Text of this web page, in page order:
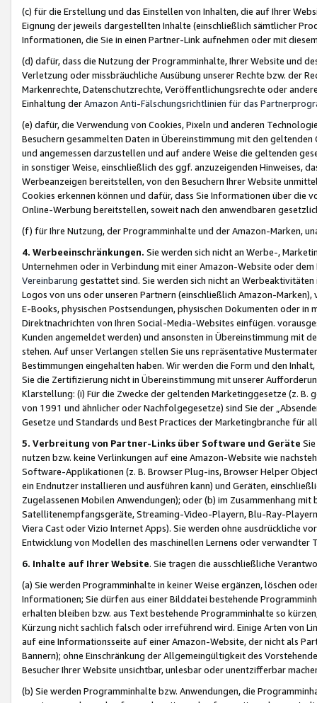
(c) für die Erstellung und das Einstellen von Inhalten, die auf Ihrer
Eignung der jeweils dargestellten Inhalte (einschließlich sämtlicher
Informationen, die Sie in einen Partner-Link aufnehmen oder mit
(d) dafür, dass die Nutzung der Programminhalte, Ihrer Website und
Verletzung oder missbräuchliche Ausübung unserer Rechte bzw. der
Markenrechte, Datenschutzrechte, Veröffentlichungsrechte oder
Einhaltung derAmazon Anti-Fälschungsrichtlinien für das
(e) dafür, die Verwendung von Cookies, Pixeln und anderen
Besuchern gesammelten Daten in Übereinstimmung mit den
und angemessen darzustellen und auf andere Weise die geltenden
in sonstiger Weise, einschließlich des ggf. anzuzeigenden Hinweises,
Werbeanzeigen bereitstellen, von den Besuchern Ihrer Website
Cookies erkennen können und dafür, dass Sie Informationen über die
Online-Werbung bereitstellen, soweit nach den anwendbaren
(f) für Ihre Nutzung, der Programminhalte und der Amazon-Marken,
4. Werbeeinschränkungen. Sie werden sich nicht an Werbe-,
Unternehmen oder in Verbindung mit einer Amazon-Website oder
Vereinbarung gestattet sind. Sie werden sich nicht an
Logos von uns oder unseren Partnern (einschließlich Amazon-
E-Books, physischen Postsendungen, physischen Dokumenten oder in
Direktnachrichten von Ihren Social-Media-Websites einfügen.
Kunden angemeldet werden) und ansonsten in Übereinstimmung mit
stehen. Auf unser Verlangen stellen Sie uns repräsentative
Bestimmungen eingehalten haben. Wir werden die Form und den
Sie die Zertifizierung nicht in Übereinstimmung mit unserer
Klarstellung: (i) Für die Zwecke der geltenden Marketinggesetze (z. B.
von 1991 und ähnlicher oder Nachfolgegesetze) sind Sie der
Gesetze und Standards und Best Practices der Marketingbranche für
5. Verbreitung von Partner-Links über Software und Geräte
nutzen bzw. keine Verlinkungen auf eine Amazon-Website wie
Software-Applikationen (z. B. Browser Plug-ins, Browser Helper
ein Endnutzer installieren und ausführen kann) und Geräten,
Zugelassenen Mobilen Anwendungen); oder (b) im Zusammenhang
Satellitenempfangsgeräte, Streaming-Video-Playern, Blu-Ray-
Viera Cast oder Vizio Internet Apps). Sie werden ohne ausdrückliche
Entwicklung von Modellen des maschinellen Lernens oder
6. Inhalte auf Ihrer Website. Sie tragen die ausschließliche
(a) Sie werden Programminhalte in keiner Weise ergänzen, löschen
Informationen; Sie dürfen aus einer Bilddatei bestehende
erhalten bleiben bzw. aus Text bestehende Programminhalte so
Kürzung nicht sachlich falsch oder irreführend wird. Einige Arten von
auf eine Informationsseite auf einer Amazon-Website, der nicht als
Bannern); ohne Einschränkung der Allgemeingültigkeit des
Besucher Ihrer Website unsichtbar, unlesbar oder unentzifferbar
(b) Sie werden Programminhalte bzw. Anwendungen, die